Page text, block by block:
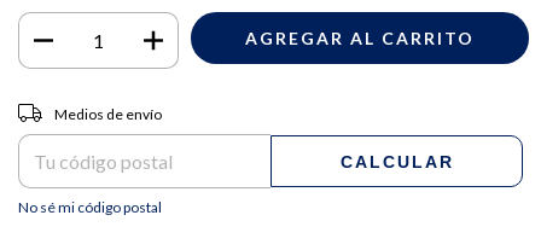
Entregas para el CP:
Medios de envío
CALCULAR
No sé mi código postal